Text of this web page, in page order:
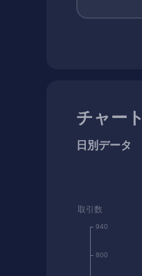
チャート
日別データ